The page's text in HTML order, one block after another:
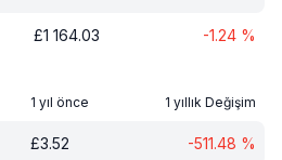
£1 164.03 -1.24 %
1 yıl önce 1 yıllık Değişim
£3.52 -511.48 %